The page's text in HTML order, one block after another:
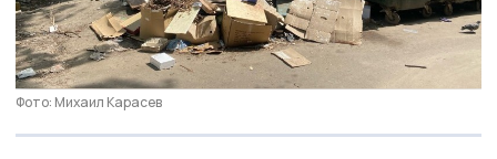
Фото: Михаил Карасев